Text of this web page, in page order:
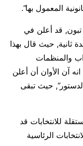
المعمول بها”.
تبون, قد أعلن في
ثانية, حيث قال بهذا
والمنظمات
آن الأوان أن أعلن
حيث تبقى
للانتخابات قد
للانتخابات الرئاسية